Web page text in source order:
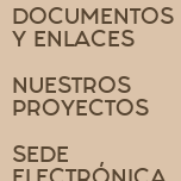
DOCUMENTOS
Y ENLACES
NUESTROS
PROYECTOS
SEDE